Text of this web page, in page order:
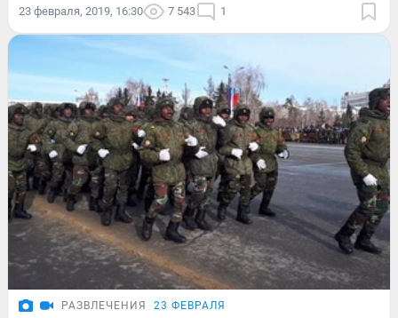
23 февраля, 2019, 16:30 7 543 1
РАЗВЛЕЧЕНИЯ 23 ФЕВРАЛЯ